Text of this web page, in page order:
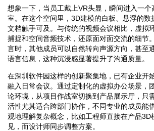
想象一下，当员工戴上VR头显，瞬间进入一个
室。在这个空间里，3D建模的白板、悬浮的数
文档触手可及。与传统的视频会议相比，虚拟
捕捉和空间音频技术，还原面对面交流的细节
言时，其他成员可以自然转向声源方向，甚至
语言信息，这种沉浸感显著提升了沟通质量。
在深圳软件园这样的创新聚集地，已有企业开
融入日常会议。通过定制化的虚拟办公场景，
论环境，从项目作战室切换到产品展示厅，只
活性尤其适合跨部门协作，不同专业的成员能
观地理解复杂概念，比如工程师直接在产品3D
见，而设计师同步调整方案。